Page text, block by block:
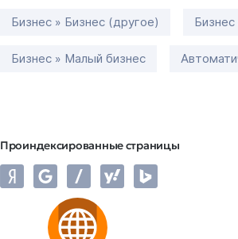
Бизнес » Бизнес (другое)
Бизнес » Малый бизнес
Проиндексированные страницы